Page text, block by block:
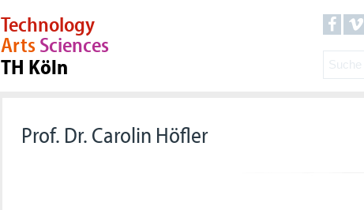
Technology
ArtsSciences
TH Köln
Prof. Dr. Carolin Höfler